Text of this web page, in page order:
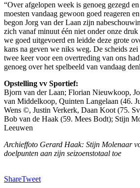
“Over afgelopen week is genoeg gezegd
moesten vandaag gewoon goed reageren
begon Jorg van der Laan zijn
zich vanaf minuut één niet onder onze
we goed uitgevoerd en leidde deze grote
kans na geven we niks weg. De scheids
twee keer voor een overtreding van ons
genoeg over het spelbeeld van vandaag
Opstelling vv Sportief:
Bjorn van der Laan; Florian Nieuwkoop,
van Middelkoop, Quinten Langelaan (46.
Wens ©, Justin Verkerk, Daan Koot (75.
Bob van de Haak (59. Mees Bodt); Stijn
Leeuwen
Archieffoto Gerard Haak: Stijn Molenaar
doelpunten aan zijn seizoenstotaal toe
ShareTweet